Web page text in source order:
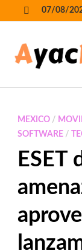
to
07/08/
MEXICO/
SOFTWARE/
ESET